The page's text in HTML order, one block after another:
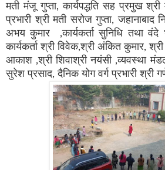
मती मंजू गुप्ता, कार्यपद्धति सह प्रमुख
प्रभारी श्री मती सरोज गुप्ता, जहानाबाद
अभय कुमार ,कार्यकर्ता सुनिधि तथा वंदे
कार्यकर्ता श्री विवेक,श्री अंकित कुमार,
आकाश ,श्री शिवाश्री नयंसी ,व्यवस्था
सुरेश प्रसाद, दैनिक योग वर्ग प्रभारी श्री